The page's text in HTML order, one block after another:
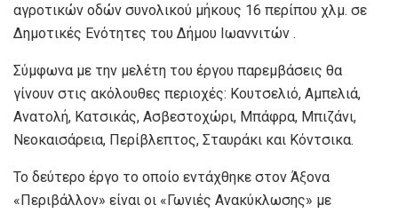
αγροτικών οδών συνολικού μήκους 16 περίπου χλμ. σε
Δημοτικές Ενότητες του Δήμου Ιωαννιτών .
Σύμφωνα με την μελέτη του έργου παρεμβάσεις θα
γίνουν στις ακόλουθες περιοχές: Κουτσελιό, Αμπελιά,
Ανατολή, Κατσικάς, Ασβεστοχώρι, Μπάφρα, Μπιζάνι,
Νεοκαισάρεια, Περίβλεπτος, Σταυράκι και Κόντσικα.
Το δεύτερο έργο το οποίο εντάχθηκε στον Άξονα
«Περιβάλλον» είναι οι «Γωνιές Ανακύκλωσης» με